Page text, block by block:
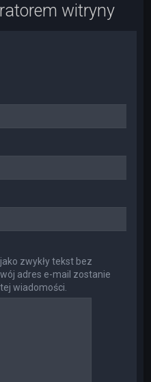
witryny
zwykły tekst bez
adres e-mail zostanie
wiadomości.